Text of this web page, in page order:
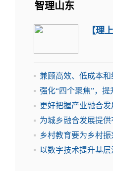
智理山东
【理
兼顾高效、低成本和
强化“四个聚焦”，
更好把握产业融合
为城乡融合发展提
乡村教育要为乡村
以数字技术提升基